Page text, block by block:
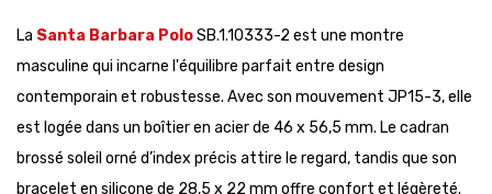
La Santa Barbara PoloSB.1.10333-2 est une montre
masculine qui incarne l'équilibre parfait entre design
contemporain et robustesse. Avec son mouvement JP15-3, elle
est logée dans un boîtier en acier de 46 x 56,5 mm. Le cadran
brossé soleil orné d’index précis attire le regard, tandis que son
bracelet en silicone de 28,5 x 22 mm offre confort et légèreté.